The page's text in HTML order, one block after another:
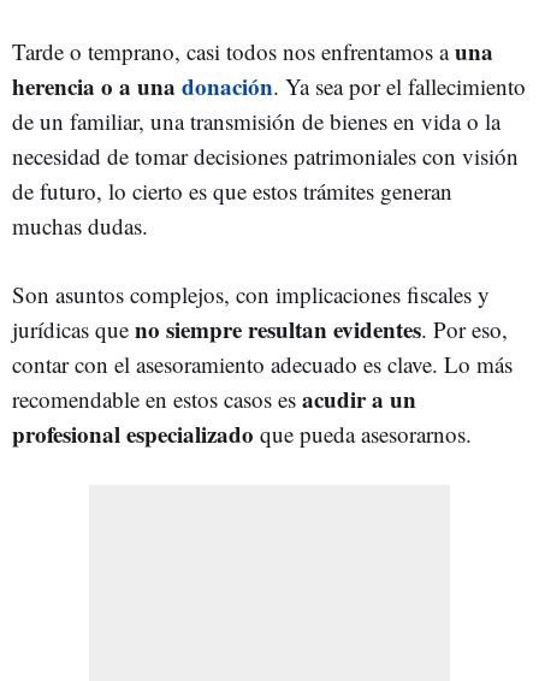
Tarde o temprano, casi todos nos enfrentamos auna
herencia o a una donación. Ya sea por el fallecimiento
de un familiar, una transmisión de bienes en vida o la
necesidad de tomar decisiones patrimoniales con visión
de futuro, lo cierto es que estos trámites generan
muchas dudas.
Son asuntos complejos, con implicaciones fiscales y
jurídicas que no siempre resultan evidentes. Por eso,
contar con el asesoramiento adecuado es clave. Lo más
recomendable en estos casos es acudir a un
profesional especializado que pueda asesorarnos.